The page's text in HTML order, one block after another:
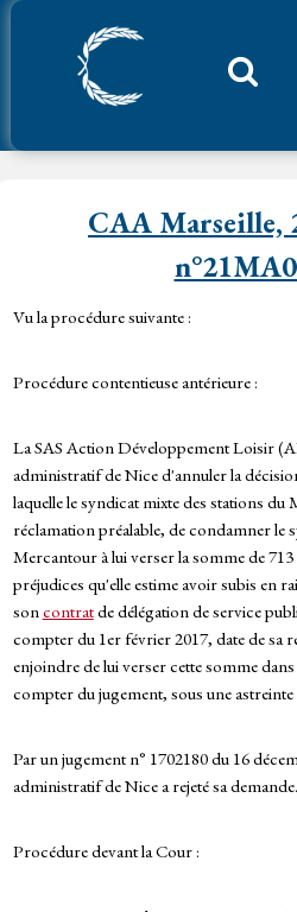
Aller
CAA Marseille,
Vu la procédure suivante :
Procédure contentieuse antérieure :
La SAS Action Développement Loisir
administratif de Nice d'annuler la
laquelle le syndicat mixte des stations du
réclamation préalable, de condamner le
Mercantour à lui verser la somme de
préjudices qu'elle estime avoir subis en
soncontratde délégation de service
compter du 1er février 2017, date de sa
enjoindre de lui verser cette somme
compter du jugement, sous une
Par un jugement n° 1702180 du 16
administratif de Nice a rejeté sa demande.
Procédure devant la Cour :